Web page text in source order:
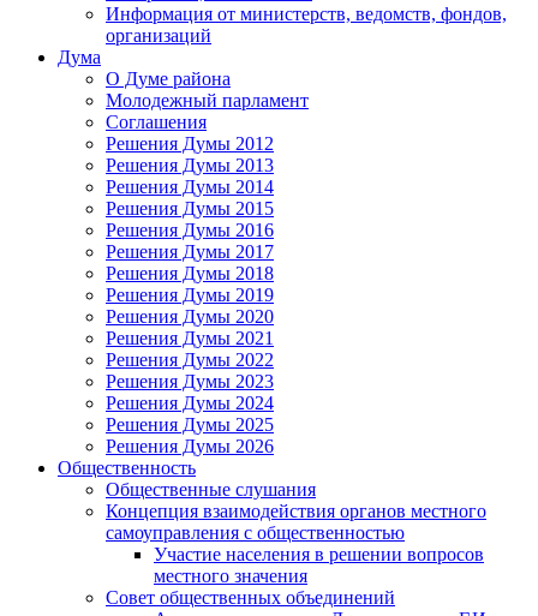
Информация от министерств, ведомств, фондов,
организаций
Дума
О Думе района
Молодежный парламент
Соглашения
Решения Думы 2012
Решения Думы 2013
Решения Думы 2014
Решения Думы 2015
Решения Думы 2016
Решения Думы 2017
Решения Думы 2018
Решения Думы 2019
Решения Думы 2020
Решения Думы 2021
Решения Думы 2022
Решения Думы 2023
Решения Думы 2024
Решения Думы 2025
Решения Думы 2026
Общественность
Общественные слушания
Концепция взаимодействия органов местного
самоуправления с общественностью
Участие населения в решении вопросов
местного значения
Совет общественных объединений